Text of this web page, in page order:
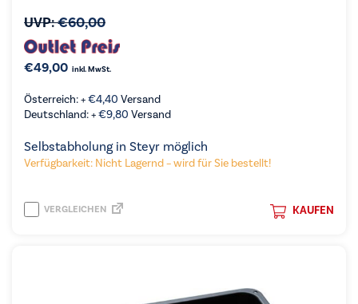
UVP:€60,00
€49,00 inkl. MwSt.
Österreich: +€4,40 Versand
Deutschland: +€9,80 Versand
Selbstabholung in Steyr möglich
Verfügbarkeit: Nicht Lagernd – wird für Sie bestellt!
KAUFEN
VERGLEICHEN